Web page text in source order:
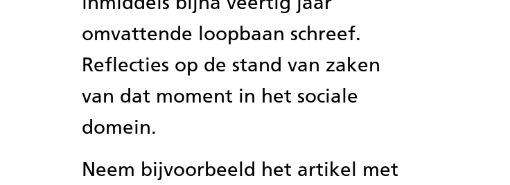
omvattende loopbaan schreef.
Reflecties op de stand van zaken
van dat moment in het sociale
domein.
Neem bijvoorbeeld het artikel met